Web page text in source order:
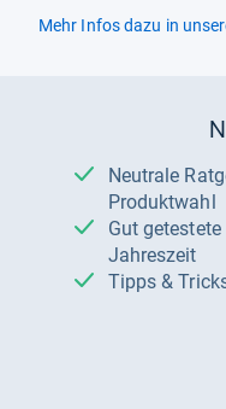
Mehr Infos dazu in
Neutrale Ratgeber – hilfreich für Ihre
Produktwahl
Gut getestete Produkte – passend zur
Jahreszeit
Tipps &